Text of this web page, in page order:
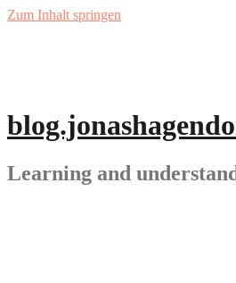
Zum Inhalt springen
Learning and